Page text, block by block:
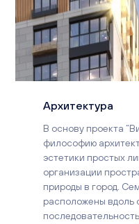
Архитектура
В основу проекта
философию
эстетики простых
организации
природы в город.
расположены вдоль